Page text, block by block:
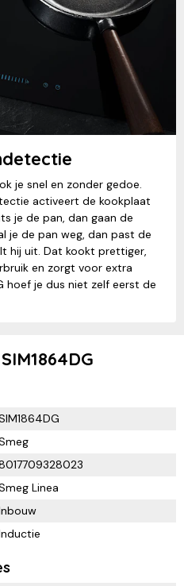
je snel en zonder gedoe.
activeert de kookplaat
je de pan, dan gaan de
je de pan weg, dan past de
hij uit. Dat kookt prettiger,
en zorgt voor extra
hoef je dus niet zelf eerst de
Linea